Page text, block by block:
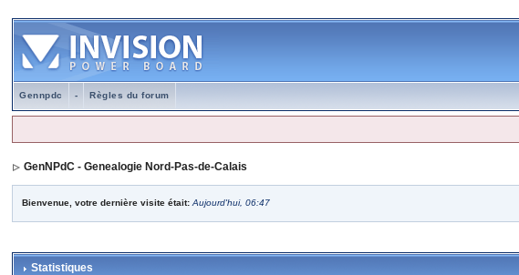
Gennpdc - Règles du forum
GenNPdC - Genealogie Nord-Pas-de-Calais
Bienvenue, votre dernière visite était:Aujourd'hui, 06:47
Statistiques